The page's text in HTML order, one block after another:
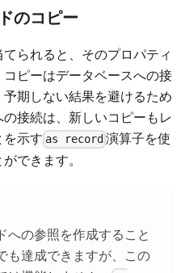
のコピー
られると、そのプロパティ
ピーはデータベースへの接
期しない結果を避けるため
接続は、新しいコピーもレ
示す as record 演算子を使
できます。
への参照を作成すること
も達成できますが、この